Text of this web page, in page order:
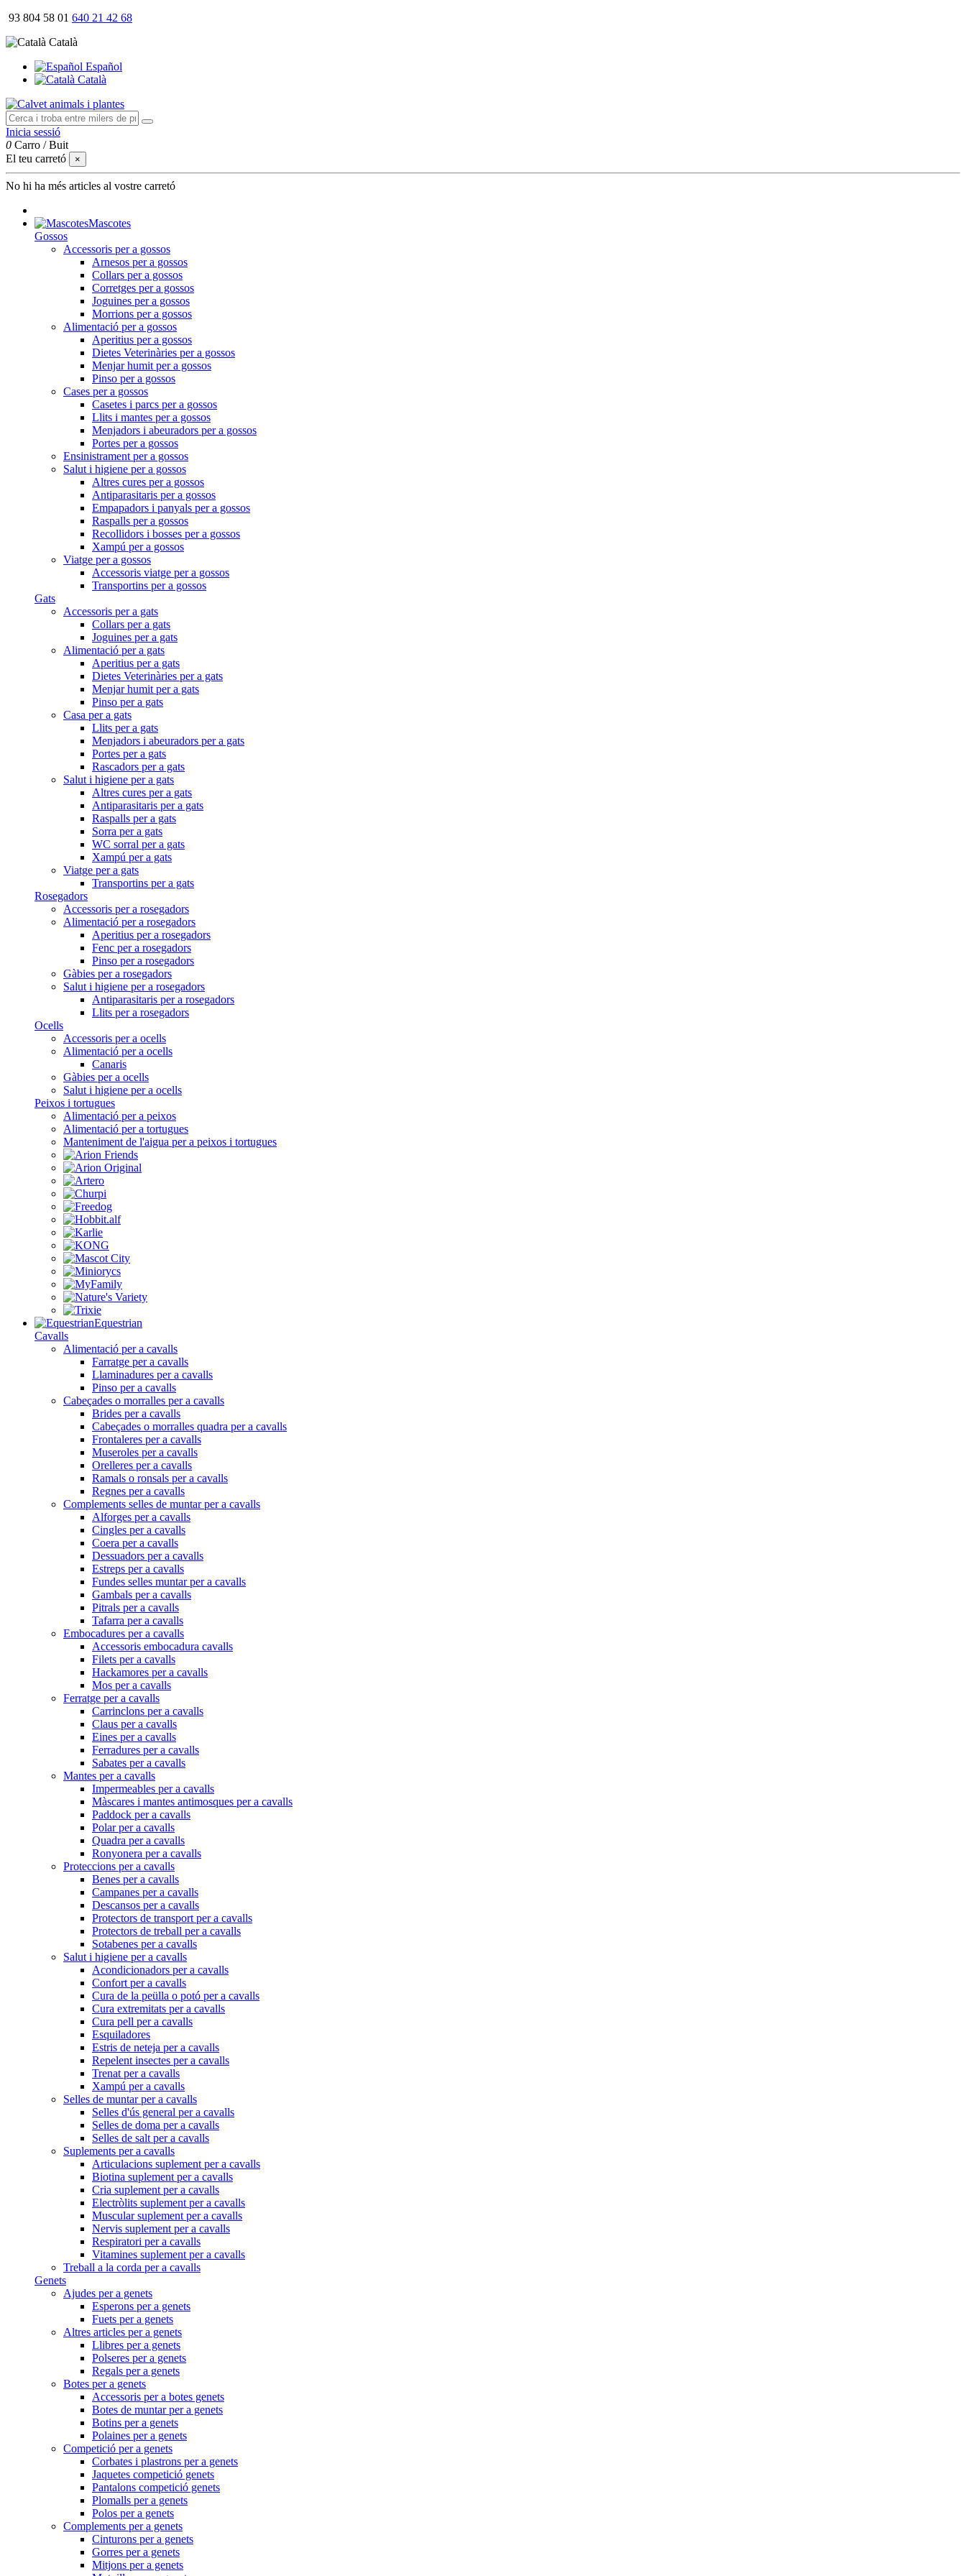
93 804 58 01 640 21 42 68
Català
Español
Català
Inicia sessió
0 Carro /Buit
El teu carretó
×
No hi ha més articles al vostre carretó
Mascotes
Gossos
Accessoris per a gossos
Arnesos per a gossos
Collars per a gossos
Corretges per a gossos
Joguines per a gossos
Morrions per a gossos
Alimentació per a gossos
Aperitius per a gossos
Dietes Veterinàries per a gossos
Menjar humit per a gossos
Pinso per a gossos
Cases per a gossos
Casetes i parcs per a gossos
Llits i mantes per a gossos
Menjadors i abeuradors per a gossos
Portes per a gossos
Ensinistrament per a gossos
Salut i higiene per a gossos
Altres cures per a gossos
Antiparasitaris per a gossos
Empapadors i panyals per a gossos
Raspalls per a gossos
Recollidors i bosses per a gossos
Xampú per a gossos
Viatge per a gossos
Accessoris viatge per a gossos
Transportins per a gossos
Gats
Accessoris per a gats
Collars per a gats
Joguines per a gats
Alimentació per a gats
Aperitius per a gats
Dietes Veterinàries per a gats
Menjar humit per a gats
Pinso per a gats
Casa per a gats
Llits per a gats
Menjadors i abeuradors per a gats
Portes per a gats
Rascadors per a gats
Salut i higiene per a gats
Altres cures per a gats
Antiparasitaris per a gats
Raspalls per a gats
Sorra per a gats
WC sorral per a gats
Xampú per a gats
Viatge per a gats
Transportins per a gats
Rosegadors
Accessoris per a rosegadors
Alimentació per a rosegadors
Aperitius per a rosegadors
Fenc per a rosegadors
Pinso per a rosegadors
Gàbies per a rosegadors
Salut i higiene per a rosegadors
Antiparasitaris per a rosegadors
Llits per a rosegadors
Ocells
Accessoris per a ocells
Alimentació per a ocells
Canaris
Gàbies per a ocells
Salut i higiene per a ocells
Peixos i tortugues
Alimentació per a peixos
Alimentació per a tortugues
Manteniment de l'aigua per a peixos i tortugues
Equestrian
Cavalls
Alimentació per a cavalls
Farratge per a cavalls
Llaminadures per a cavalls
Pinso per a cavalls
Cabeçades o morralles per a cavalls
Brides per a cavalls
Cabeçades o morralles quadra per a cavalls
Frontaleres per a cavalls
Museroles per a cavalls
Orelleres per a cavalls
Ramals o ronsals per a cavalls
Regnes per a cavalls
Complements selles de muntar per a cavalls
Alforges per a cavalls
Cingles per a cavalls
Coera per a cavalls
Dessuadors per a cavalls
Estreps per a cavalls
Fundes selles muntar per a cavalls
Gambals per a cavalls
Pitrals per a cavalls
Tafarra per a cavalls
Embocadures per a cavalls
Accessoris embocadura cavalls
Filets per a cavalls
Hackamores per a cavalls
Mos per a cavalls
Ferratge per a cavalls
Carrinclons per a cavalls
Claus per a cavalls
Eines per a cavalls
Ferradures per a cavalls
Sabates per a cavalls
Mantes per a cavalls
Impermeables per a cavalls
Màscares i mantes antimosques per a cavalls
Paddock per a cavalls
Polar per a cavalls
Quadra per a cavalls
Ronyonera per a cavalls
Proteccions per a cavalls
Benes per a cavalls
Campanes per a cavalls
Descansos per a cavalls
Protectors de transport per a cavalls
Protectors de treball per a cavalls
Sotabenes per a cavalls
Salut i higiene per a cavalls
Acondicionadors per a cavalls
Confort per a cavalls
Cura de la peülla o potó per a cavalls
Cura extremitats per a cavalls
Cura pell per a cavalls
Esquiladores
Estris de neteja per a cavalls
Repelent insectes per a cavalls
Trenat per a cavalls
Xampú per a cavalls
Selles de muntar per a cavalls
Selles d'ús general per a cavalls
Selles de doma per a cavalls
Selles de salt per a cavalls
Suplements per a cavalls
Articulacions suplement per a cavalls
Biotina suplement per a cavalls
Cria suplement per a cavalls
Electròlits suplement per a cavalls
Muscular suplement per a cavalls
Nervis suplement per a cavalls
Respiratori per a cavalls
Vitamines suplement per a cavalls
Treball a la corda per a cavalls
Genets
Ajudes per a genets
Esperons per a genets
Fuets per a genets
Altres articles per a genets
Llibres per a genets
Polseres per a genets
Regals per a genets
Botes per a genets
Accessoris per a botes genets
Botes de muntar per a genets
Botins per a genets
Polaines per a genets
Competició per a genets
Corbates i plastrons per a genets
Jaquetes competició genets
Pantalons competició genets
Plomalls per a genets
Polos per a genets
Complements per a genets
Cinturons per a genets
Gorres per a genets
Mitjons per a genets